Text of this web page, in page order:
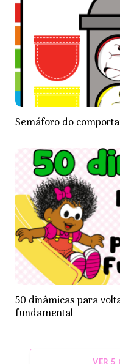
Semáforo do
50 dinâmicas para
fundamental
VER 5